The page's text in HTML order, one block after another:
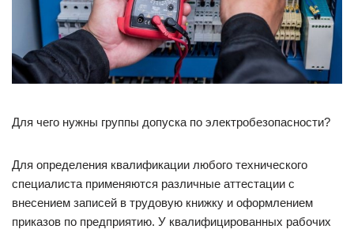
Для чего нужны группы допуска по электробезопасности?
Для определения квалификации любого технического
специалиста применяются различные аттестации с
внесением записей в трудовую книжку и оформлением
приказов по предприятию. У квалифицированных рабочих